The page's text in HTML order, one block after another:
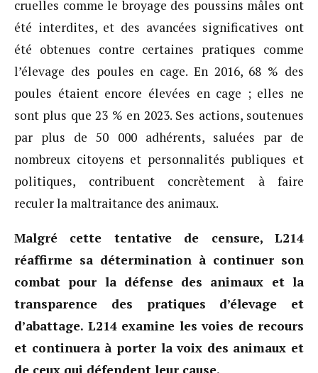
cruelles comme le broyage des poussins mâles ont
été interdites, et des avancées significatives ont
été obtenues contre certaines pratiques comme
l’élevage des poules en cage. En 2016, 68 % des
poules étaient encore élevées en cage ; elles ne
sont plus que 23 % en 2023. Ses actions, soutenues
par plus de 50 000 adhérents, saluées par de
nombreux citoyens et personnalités publiques et
politiques, contribuent concrètement à faire
reculer la maltraitance des animaux.
Malgré cette tentative de censure, L214
réaffirme sa détermination à continuer son
combat pour la défense des animaux et la
transparence des pratiques d’élevage et
d’abattage. L214 examine les voies de recours
et continuera à porter la voix des animaux et
de ceux qui défendent leur cause.